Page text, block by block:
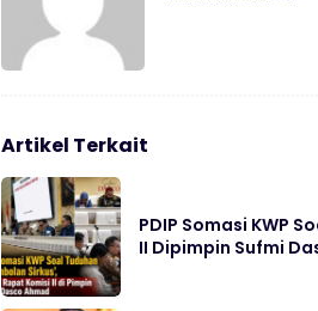
Artikel Terkait
PDIP Somasi KWP
II Dipimpin Sufmi